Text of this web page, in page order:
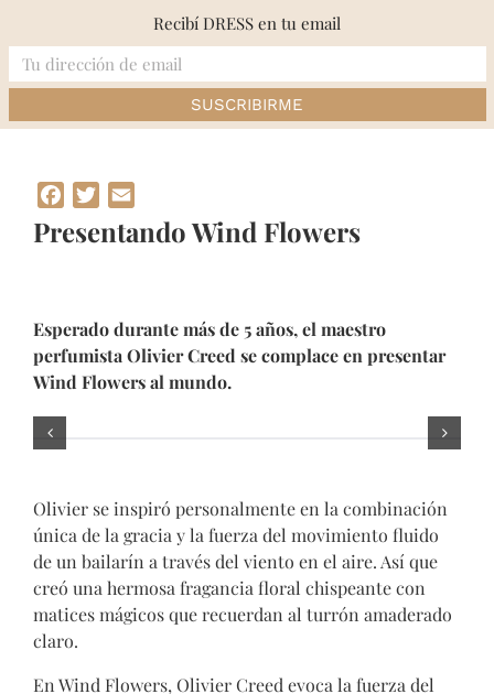
content
Presentando Wind Flowers
Facebook
Twitter
Presentando Wind Flowers
Esperado durante más de 5 años, el maestro
perfumista Olivier Creed se complace en presentar
Wind Flowers al mundo.
Olivier se inspiró personalmente en la combinación
única de la gracia y la fuerza del movimiento fluido
de un bailarín a través del viento en el aire. Así que
creó una hermosa fragancia floral chispeante con
matices mágicos que recuerdan al turrón amaderado
claro.
En Wind Flowers, Olivier Creed evoca la fuerza del
Recibí DRESS en tu email